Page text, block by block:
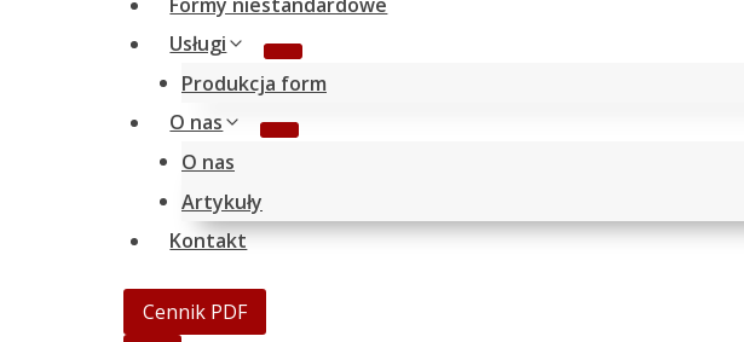
Formy niestandardowe
Usługi
Produkcja form
O nas
O nas
Artykuły
Kontakt
Cennik PDF